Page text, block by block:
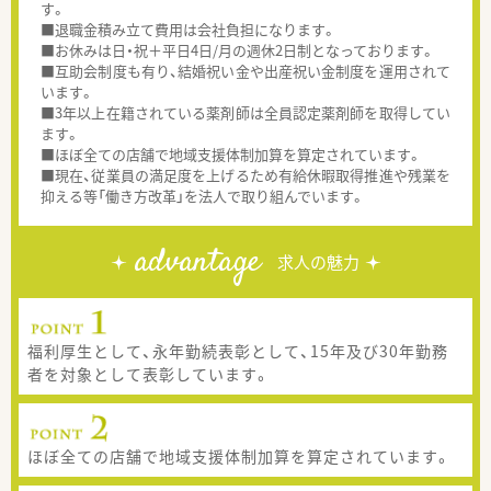
す。
■退職金積み立て費用は会社負担になります。
■お休みは日・祝＋平日4日/月の週休2日制となっております。
■互助会制度も有り、結婚祝い金や出産祝い金制度を運用されて
います。
■3年以上在籍されている薬剤師は全員認定薬剤師を取得してい
ます。
■ほぼ全ての店舗で地域支援体制加算を算定されています。
■現在、従業員の満足度を上げるため有給休暇取得推進や残業を
抑える等「働き方改革」を法人で取り組んでいます。
advantage 求人の魅力
福利厚生として、永年勤続表彰として、15年及び30年勤務
者を対象として表彰しています。
ほぼ全ての店舗で地域支援体制加算を算定されています。